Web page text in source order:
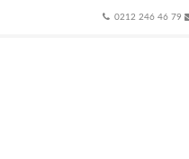
0212 246 46 79